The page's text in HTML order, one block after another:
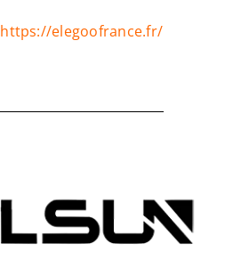
https://elegoofrance.fr/